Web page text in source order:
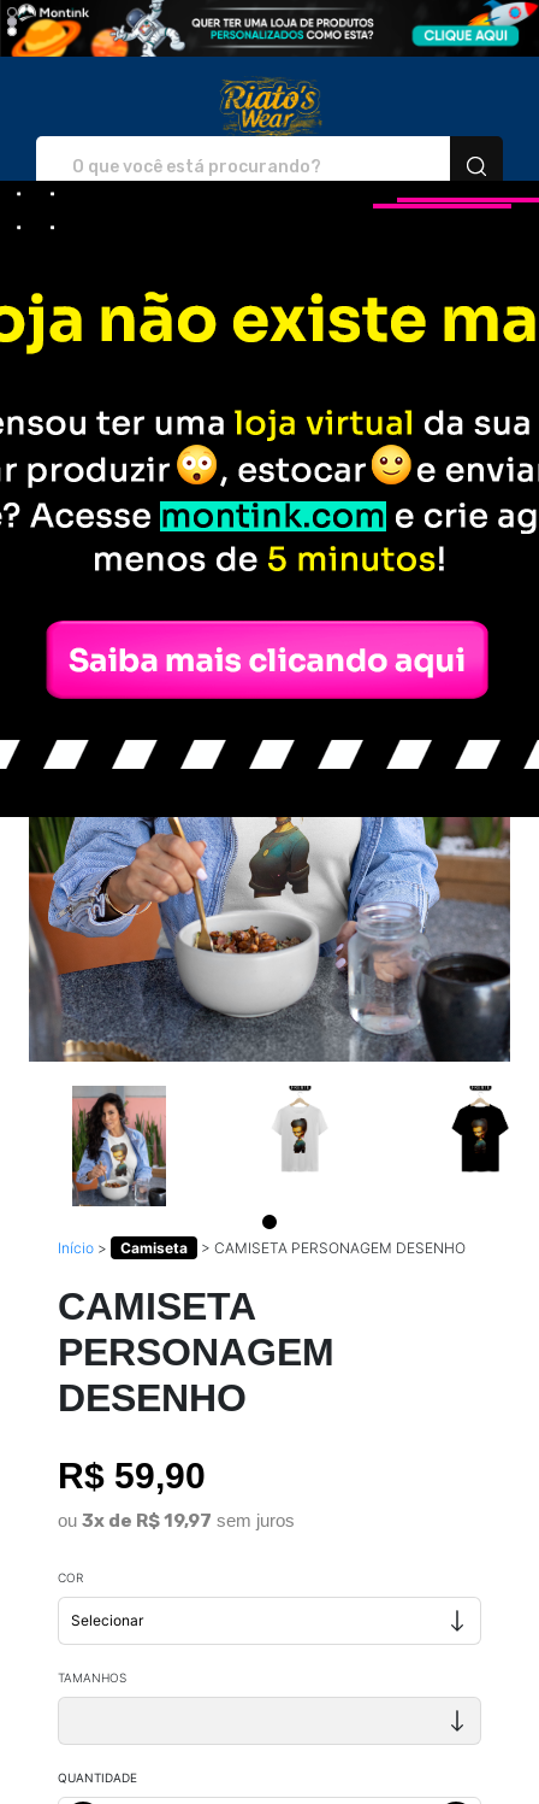
Rastreie seu
Início > Camiseta > CAMISETA PERSONAGEM DESENHO
CAMISETA
PERSONAGEM
DESENHO
R$ 59,90
ou 3x de R$ 19,97 sem juros
COR
TAMANHOS
QUANTIDADE